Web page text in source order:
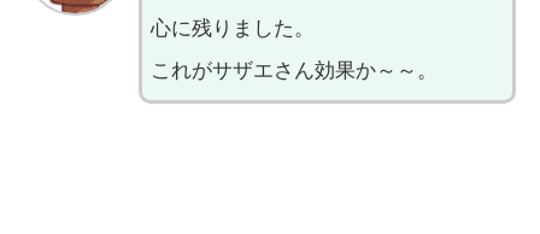
心に残りました。
これがサザエさん効果か～～。